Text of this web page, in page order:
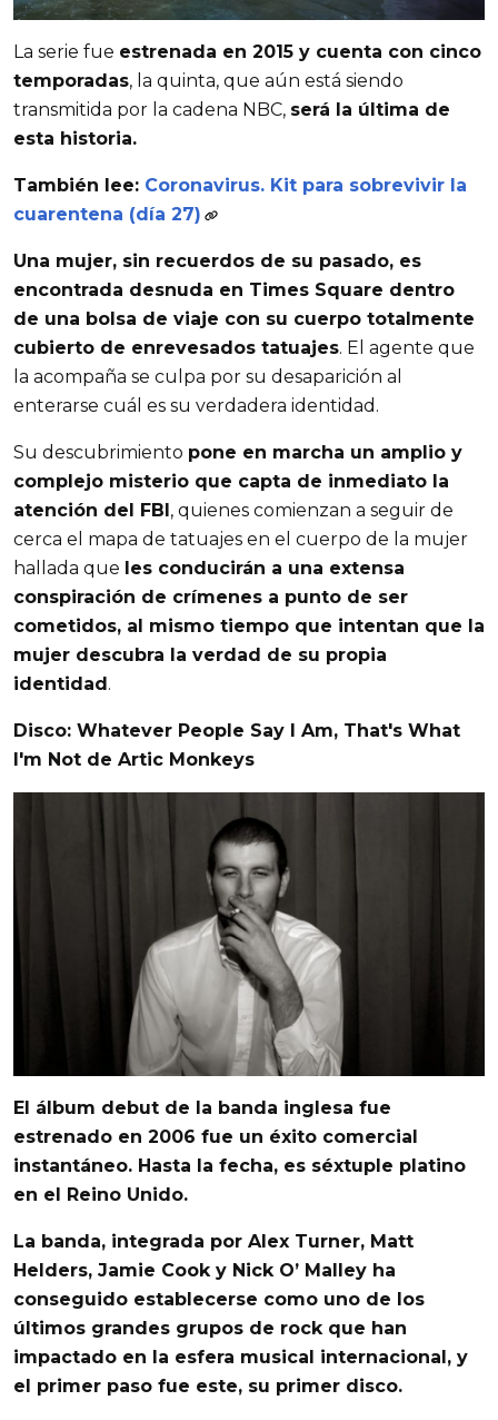
La serie fue estrenada en 2015 y cuenta con cinco
temporadas, la quinta, que aún está siendo
transmitida por la cadena NBC, será la última de
esta historia.
También lee: Coronavirus. Kit para sobrevivir la
cuarentena (día 27)
Una mujer, sin recuerdos de su pasado, es
encontrada desnuda en Times Square dentro
de una bolsa de viaje con su cuerpo totalmente
cubierto de enrevesados tatuajes. El agente que
la acompaña se culpa por su desaparición al
enterarse cuál es su verdadera identidad.
Su descubrimiento pone en marcha un amplio y
complejo misterio que capta de inmediato la
atención del FBI , quienes comienzan a seguir de
cerca el mapa de tatuajes en el cuerpo de la mujer
hallada que les conducirán a una extensa
conspiración de crímenes a punto de ser
cometidos, al mismo tiempo que intentan que la
mujer descubra la verdad de su propia
identidad .
Disco: Whatever People Say I Am, That's What
I'm Not de Artic Monkeys
El álbum debut de la banda inglesa fue
estrenado en 2006 fue un éxito comercial
instantáneo. Hasta la fecha, es séxtuple platino
en el Reino Unido.
La banda, integrada por Alex Turner, Matt
Helders, Jamie Cook y Nick O’ Malley ha
conseguido establecerse como uno de los
últimos grandes grupos de rock que han
impactado en la esfera musical internacional, y
el primer paso fue este, su primer disco.